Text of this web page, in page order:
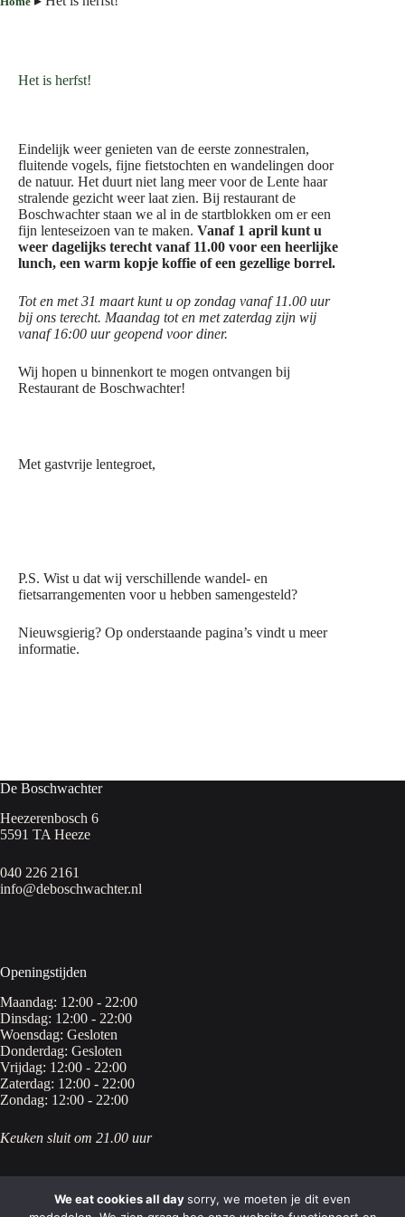
Het is herfst!
Eindelijk weer genieten van de eerste zonnestralen,
fluitende vogels, fijne fietstochten en wandelingen door
de natuur. Het duurt niet lang meer voor de Lente haar
stralende gezicht weer laat zien. Bij restaurant de
Boschwachter staan we al in de startblokken om er een
fijn lenteseizoen van te maken. Vanaf 1 april kunt u
weer dagelijks terecht vanaf 11.00 voor een heerlijke
lunch, een warm kopje koffie of een gezellige borrel.
Tot en met 31 maart kunt u op zondag vanaf 11.00 uur
bij ons terecht. Maandag tot en met zaterdag zijn wij
vanaf 16:00 uur geopend voor diner.
Wij hopen u binnenkort te mogen ontvangen bij
Restaurant de Boschwachter!
Met gastvrije lentegroet,
P.S. Wist u dat wij verschillende wandel- en
fietsarrangementen voor u hebben samengesteld?
Nieuwsgierig? Op onderstaande pagina’s vindt u meer
informatie.
De Boschwachter
Heezerenbosch 6
5591 TA Heeze
040 226 2161
info@deboschwachter.nl
Openingstijden
Maandag: 12:00 - 22:00
Dinsdag: 12:00 - 22:00
Woensdag: Gesloten
Donderdag: Gesloten
Vrijdag: 12:00 - 22:00
Zaterdag: 12:00 - 22:00
Zondag: 12:00 - 22:00
Keuken sluit om 21.00 uur
We eat cookies all daysorry, we moeten je dit even